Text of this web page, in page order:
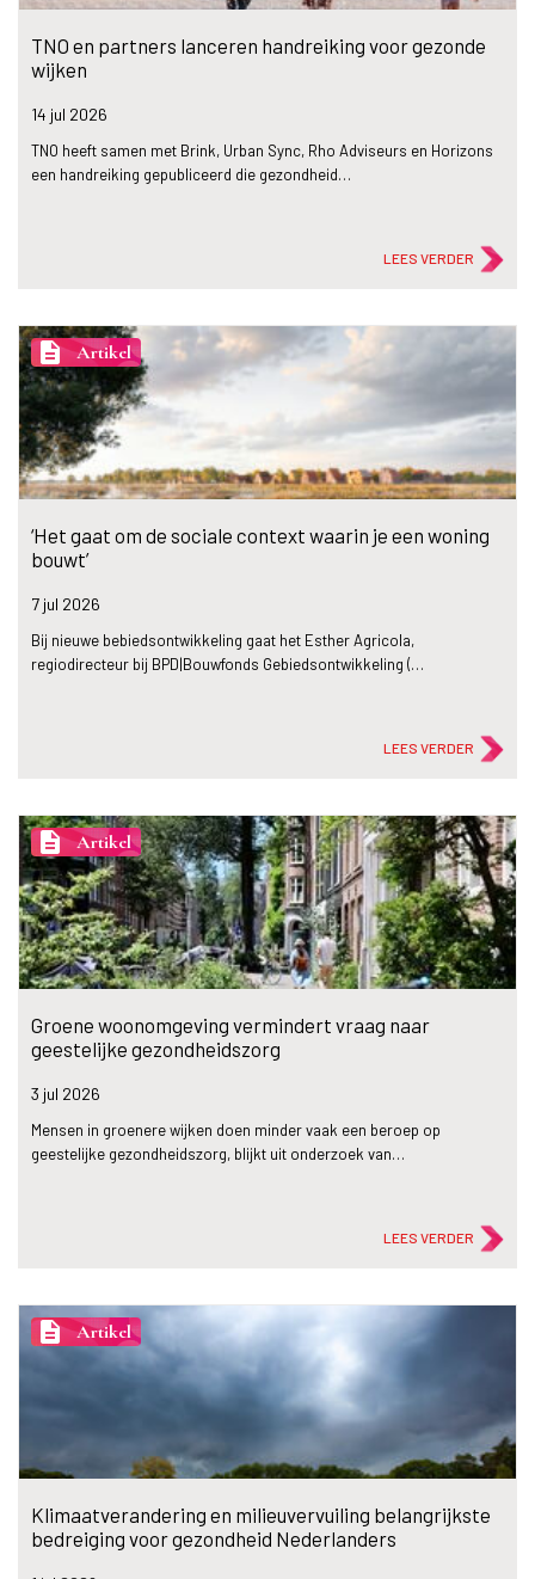
TNO en partners lanceren handreiking voor gezonde
wijken
14 jul 2026
TNO heeft samen met Brink, Urban Sync, Rho Adviseurs en Horizons
een handreiking gepubliceerd die gezondheid…
LEES VERDER
description Artikel
‘Het gaat om de sociale context waarin je een woning
bouwt’
7 jul 2026
Bij nieuwe bebiedsontwikkeling gaat het Esther Agricola,
regiodirecteur bij BPD|Bouwfonds Gebiedsontwikkeling (…
LEES VERDER
description Artikel
Groene woonomgeving vermindert vraag naar
geestelijke gezondheidszorg
3 jul 2026
Mensen in groenere wijken doen minder vaak een beroep op
geestelijke gezondheidszorg, blijkt uit onderzoek van…
LEES VERDER
description Artikel
Klimaatverandering en milieuvervuiling belangrijkste
bedreiging voor gezondheid Nederlanders